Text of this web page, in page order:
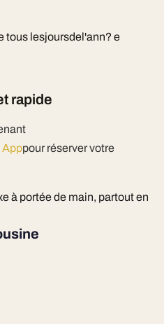
tous lesjoursdel'ann? e
rapide
Apppour réserver votre
à portée de main, partout en